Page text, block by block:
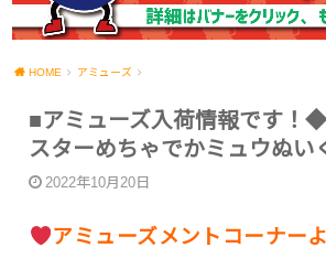
HOME アミューズ
■アミューズ入荷情報です！
スターめちゃでかミュウぬい
2022年10月20日
アミューズメントコーナー